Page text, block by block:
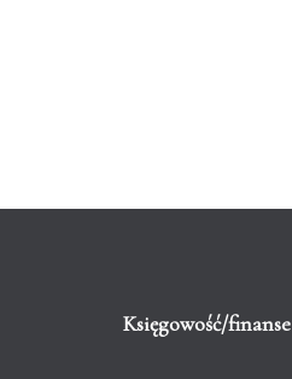
Księgowość/finanse